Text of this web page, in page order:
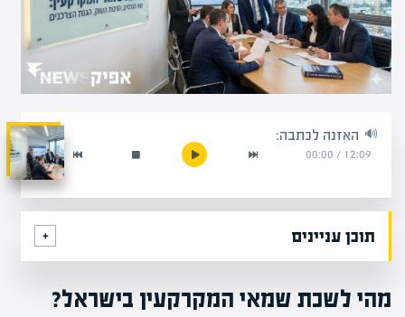
האזנה לכתבה:
12:09
/
00:00
תוכן עניינים
מהי לשכת שמאי המקרקעין בישראל?